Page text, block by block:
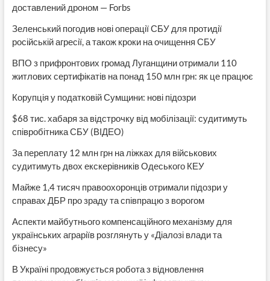
доставлений дроном — Forbs
Зеленський погодив нові операції СБУ для протидії
російській агресії, а також кроки на очищення СБУ
ВПО з прифронтових громад Луганщини отримали 110
житлових сертифікатів на понад 150 млн грн: як це працює
Корупція у податковій Сумщини: нові підозри
$68 тис. хабаря за відстрочку від мобілізації: судитимуть
співробітника СБУ (ВІДЕО)
За переплату 12 млн грн на ліжках для військових
судитимуть двох екскерівників Одеського КЕУ
Майже 1,4 тисяч правоохоронців отримали підозри у
справах ДБР про зраду та співпрацю з ворогом
Аспекти майбутнього компенсаційного механізму для
українських аграріїв розглянуть у «Діалозі влади та
бізнесу»
В Україні продовжується робота з відновлення